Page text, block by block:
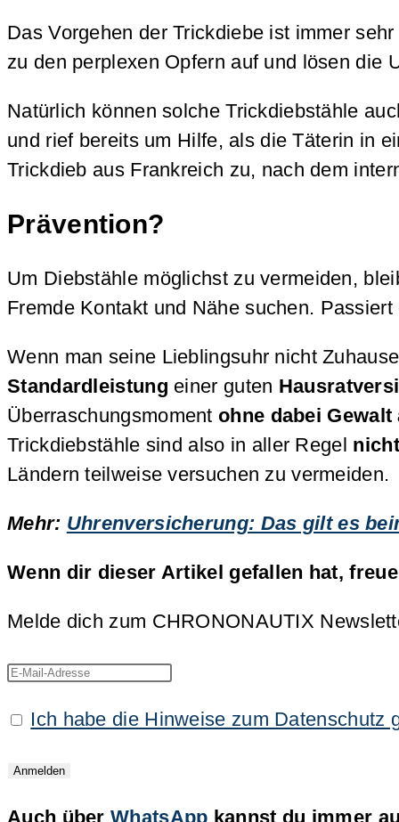
Das Vorgehen der Trickdiebe ist immer
zu den perplexen Opfern auf und lösen die
Natürlich können solche Trickdiebstähle
und rief bereits um Hilfe, als die Täterin in
Trickdieb aus Frankreich zu, nach dem
Prävention?
Um Diebstähle möglichst zu vermeiden,
Fremde Kontakt und Nähe suchen.
Wenn man seine Lieblingsuhr nicht
Standardleistung einer guten
Überraschungsmomentohne dabei Gewalt
Trickdiebstähle sind also in aller Regel
Ländern teilweise versuchen zu vermeiden.
Mehr: Uhrenversicherung: Das gilt es
Wenn dir dieser Artikel gefallen hat,
Melde dich zum CHRONONAUTIX
Ich habe die Hinweise zum Datenschutz
Auch überWhatsApp kannst du immer